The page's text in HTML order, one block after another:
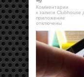
Комментарии
к записи Clubhouse
приложение
отключены